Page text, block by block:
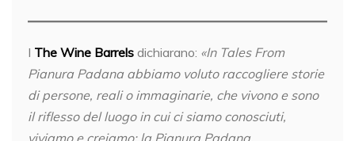
I The Wine Barrels dichiarano: «In Tales From
Pianura Padana abbiamo voluto raccogliere storie
di persone, reali o immaginarie, che vivono e sono
il riflesso del luogo in cui ci siamo conosciuti,
viviamo e creiamo: la Pianura Padana.